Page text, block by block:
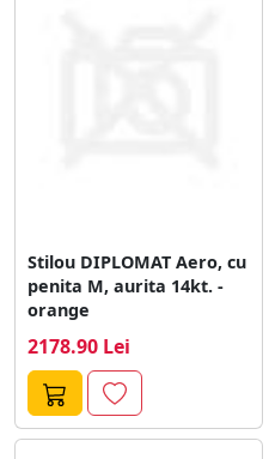
Stilou DIPLOMAT Aero, cu
penita M, aurita 14kt. -
orange
2178.90 Lei